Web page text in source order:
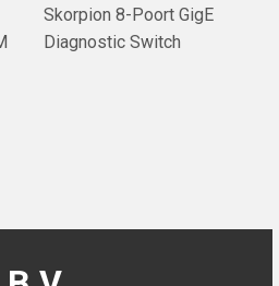
Skorpion 8-Poort GigE
Diagnostic Switch